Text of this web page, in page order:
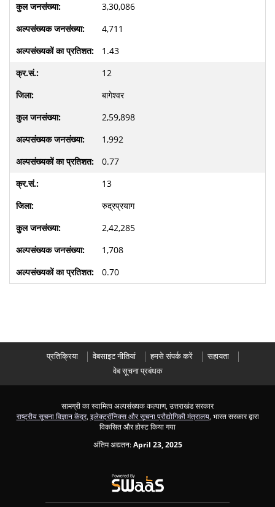
3,30,086
4,711
1.43
12
बागेश्वर
2,59,898
1,992
0.77
13
रुद्रप्रयाग
2,42,285
1,708
0.70
प्रतिक्रिया वेबसाइट नीतियां हमसे संपर्क करें
सहायता
वेब सूचना प्रबंधक
सामग्री का स्वामित्व अल्पसंख्यक कल्याण, उत्तराखंड सरकार
राष्ट्रीय सूचना विज्ञान केंद्र, इलेक्ट्रॉनिक्स और सूचना प्रौद्योगिकी मंत्रालय, भारत सरकार द्वारा
विकसित और होस्ट किया गया
अंतिम अद्यतन:April 23, 2025